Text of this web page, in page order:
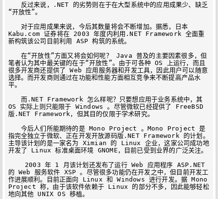
反过来说，.NET 的劣势则在于在大型系统中的应用成果少、缺乏
“开放性”。
对于应用成果来说，今后其数量将会不断增加。据悉，日本
Kabu.com 证券将在 2003 年度内利用.NET Framework 全面重
新构筑该公司目前利用 ASP 构筑的系统。
在“开放性”方面又将会如何呢？ Java 普及的主要因素很多，但
笔者认为其中最关键的在于“开放性”。由于可各种 OS 上运行，而且
很多开发商还提供了 Web 应用服务器和开发工具，因此用户可以随意
选择。而开发商则通过在功能和性能方面相互竞争来不断提高产品水
平。
而.NET Framework 怎么样呢？只要想应用于业务系统中，其
OS 实际上则只能限于 Windows 。尽管微软已经提供了 FreeBSD
版.NET Framework，但其目的仅限于学术研究。
今后人们所能期待的是 Mono Project 。Mono Project 是
指完全独立于微软、正在开发开放源码版.NET Framework 的计划。
主导该计划的是一家名为 Ximian 的 Linux 企业，这家公司成功地
开发了 Linux 标准桌面环境 GNOME，目前已受到业界的广泛关注。
2003 年 1 月该计划还发布了运行 Web 应用程序 ASP.NET
的 Web 服务软件 XSP 。尽管很多功能仍在开发之中，但目前开发工
作进展顺利。目前正面向 Linux 和 Windows 进行开发。据 Mono
Project 称，由于该软件依赖于 Linux 的部分不多，因此能够轻松
地向其他 UNIX OS 移植。